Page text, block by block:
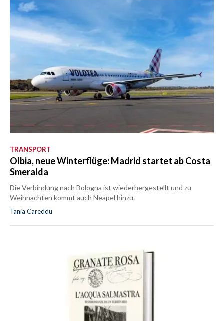
TRANSPORT
Olbia, neue Winterflüge: Madrid startet ab Costa
Smeralda
Die Verbindung nach Bologna ist wiederhergestellt und zu
Weihnachten kommt auch Neapel hinzu.
Tania Careddu